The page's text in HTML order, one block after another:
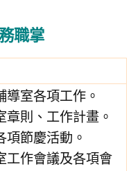
職掌
導室各項工作。
章則、工作計畫。
項節慶活動。
工作會議及各項會